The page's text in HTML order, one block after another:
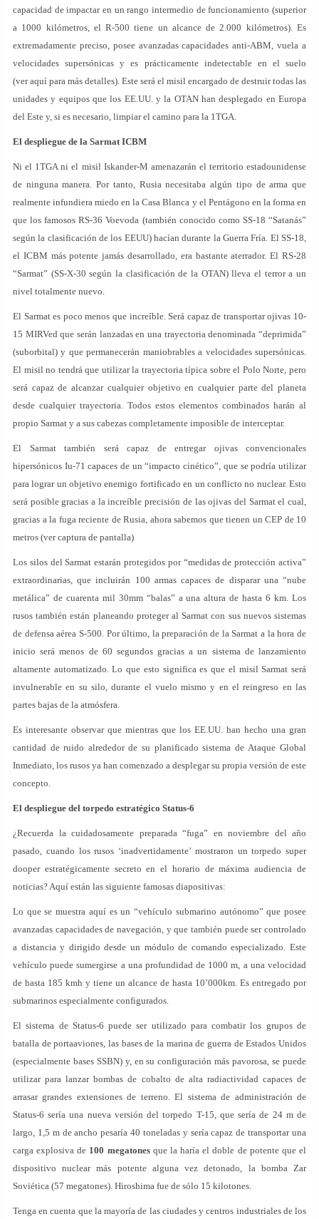
capacidad de impactar en un rango intermedio de funcionamiento (superior
a 1000 kilómetros, el R-500 tiene un alcance de 2.000 kilómetros). Es
extremadamente preciso, posee avanzadas capacidades anti-ABM, vuela a
velocidades supersónicas y es prácticamente indetectable en el suelo
(ver aquí para más detalles). Este será el misil encargado de destruir todas las
unidades y equipos que los EE.UU. y la OTAN han desplegado en Europa
del Este y, si es necesario, limpiar el camino para la 1TGA.
El despliegue de la Sarmat ICBM
Ni el 1TGA ni el misil Iskander-M amenazarán el territorio estadounidense
de ninguna manera. Por tanto, Rusia necesitaba algún tipo de arma que
realmente infundiera miedo en la Casa Blanca y el Pentágono en la forma en
que los famosos RS-36 Voevoda (también conocido como SS-18 “Satanás”
según la clasificación de los EEUU) hacían durante la Guerra Fría. El SS-18,
el ICBM más potente jamás desarrollado, era bastante aterrador. El RS-28
“Sarmat” (SS-X-30 según la clasificación de la OTAN) lleva el terror a un
nivel totalmente nuevo.
El Sarmat es poco menos que increíble. Será capaz de transportar ojivas 10-
15 MIRVed que serán lanzadas en una trayectoria denominada “deprimida”
(suborbital) y que permanecerán maniobrables a velocidades supersónicas.
El misil no tendrá que utilizar la trayectoria típica sobre el Polo Norte, pero
será capaz de alcanzar cualquier objetivo en cualquier parte del planeta
desde cualquier trayectoria. Todos estos elementos combinados harán al
propio Sarmat y a sus cabezas completamente imposible de interceptar.
El Sarmat también será capaz de entregar ojivas convencionales
hipersónicos Iu-71 capaces de un “impacto cinético”, que se podría utilizar
para lograr un objetivo enemigo fortificado en un conflicto no nuclear. Esto
será posible gracias a la increíble precisión de las ojivas del Sarmat el cual,
gracias a la fuga reciente de Rusia, ahora sabemos que tienen un CEP de 10
metros (ver captura de pantalla)
Los silos del Sarmat estarán protegidos por “medidas de protección activa”
extraordinarias, que incluirán 100 armas capaces de disparar una “nube
metálica” de cuarenta mil 30mm “balas” a una altura de hasta 6 km. Los
rusos también están planeando proteger al Sarmat con sus nuevos sistemas
de defensa aérea S-500. Por último, la preparación de la Sarmat a la hora de
inicio será menos de 60 segundos gracias a un sistema de lanzamiento
altamente automatizado. Lo que esto significa es que el misil Sarmat será
invulnerable en su silo, durante el vuelo mismo y en el reingreso en las
partes bajas de la atmósfera.
Es interesante observar que mientras que los EE.UU. han hecho una gran
cantidad de ruido alrededor de su planificado sistema de Ataque Global
Inmediato, los rusos ya han comenzado a desplegar su propia versión de este
concepto.
El despliegue del torpedo estratégico Status-6
¿Recuerda la cuidadosamente preparada “fuga” en noviembre del año
pasado, cuando los rusos ‘inadvertidamente’ mostraron un torpedo super
dooper estratégicamente secreto en el horario de máxima audiencia de
noticias? Aquí están las siguiente famosas diapositivas:
Lo que se muestra aquí es un “vehículo submarino autónomo” que posee
avanzadas capacidades de navegación, y que también puede ser controlado
a distancia y dirigido desde un módulo de comando especializado. Este
vehículo puede sumergirse a una profundidad de 1000 m, a una velocidad
de hasta 185 kmh y tiene un alcance de hasta 10’000km. Es entregado por
submarinos especialmente configurados.
El sistema de Status-6 puede ser utilizado para combatir los grupos de
batalla de portaaviones, las bases de la marina de guerra de Estados Unidos
(especialmente bases SSBN) y, en su configuración más pavorosa, se puede
utilizar para lanzar bombas de cobalto de alta radiactividad capaces de
arrasar grandes extensiones de terreno. El sistema de administración de
Status-6 sería una nueva versión del torpedo T-15, que sería de 24 m de
largo, 1,5 m de ancho pesaría 40 toneladas y sería capaz de transportar una
carga explosiva de 100 megatonesque la haría el doble de potente que el
dispositivo nuclear más potente alguna vez detonado, la bomba Zar
Soviética (57 megatones). Hiroshima fue de sólo 15 kilotones.
Tenga en cuenta que la mayoría de las ciudades y centros industriales de los